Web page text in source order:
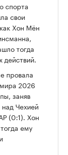
спорта
свои
Хон Мён
тогда
действий.
провала
2026
заняв
Чехией
(0:1). Хон
ему